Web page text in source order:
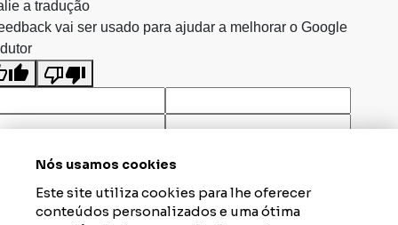
Nós usamos cookies
Este site utiliza cookies para lhe oferecer
conteúdos personalizados e uma ótima
a tradução
vai ser usado para ajudar a melhorar o Google